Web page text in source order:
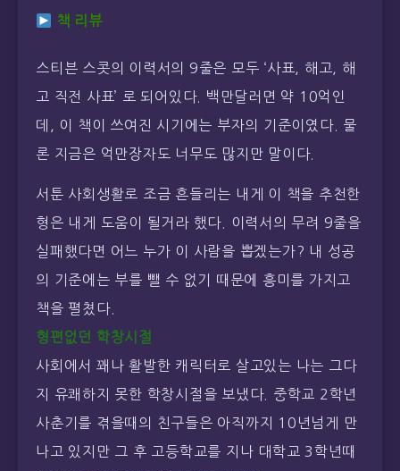
책 리뷰
스티븐 스콧의 이력서의 9줄은 모두 ‘사표, 해고, 해
고 직전 사표’ 로 되어있다. 백만달러면 약 10억인
데, 이 책이 쓰여진 시기에는 부자의 기준이였다. 물
론 지금은 억만장자도 너무도 많지만 말이다.
서툰 사회생활로 조금 흔들리는 내게 이 책을 추천한
형은 내게 도움이 될거라 했다. 이력서의 무려 9줄을
실패했다면 어느 누가 이 사람을 뽑겠는가? 내 성공
의 기준에는 부를 뺄 수 없기 때문에 흥미를 가지고
책을 펼쳤다.
형편없던 학창시절
사회에서 꽤나 활발한 캐릭터로 살고있는 나는 그다
지 유쾌하지 못한 학창시절을 보냈다. 중학교 2학년
사춘기를 겪을때의 친구들은 아직까지 10년넘게 만
나고 있지만 그 후 고등학교를 지나 대학교 3학년때